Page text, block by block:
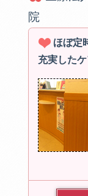
院
ほぼ定
充実した